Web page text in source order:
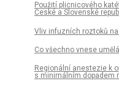
Použití plicnicového
České a Slovenské
Vliv infuzních roztoků
Co všechno vnese
Regionální anestezie k
s minimálním dopadem